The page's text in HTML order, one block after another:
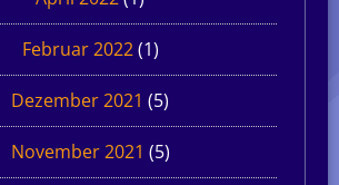
Februar 2022(1)
Dezember 2021 (5)
November 2021 (5)